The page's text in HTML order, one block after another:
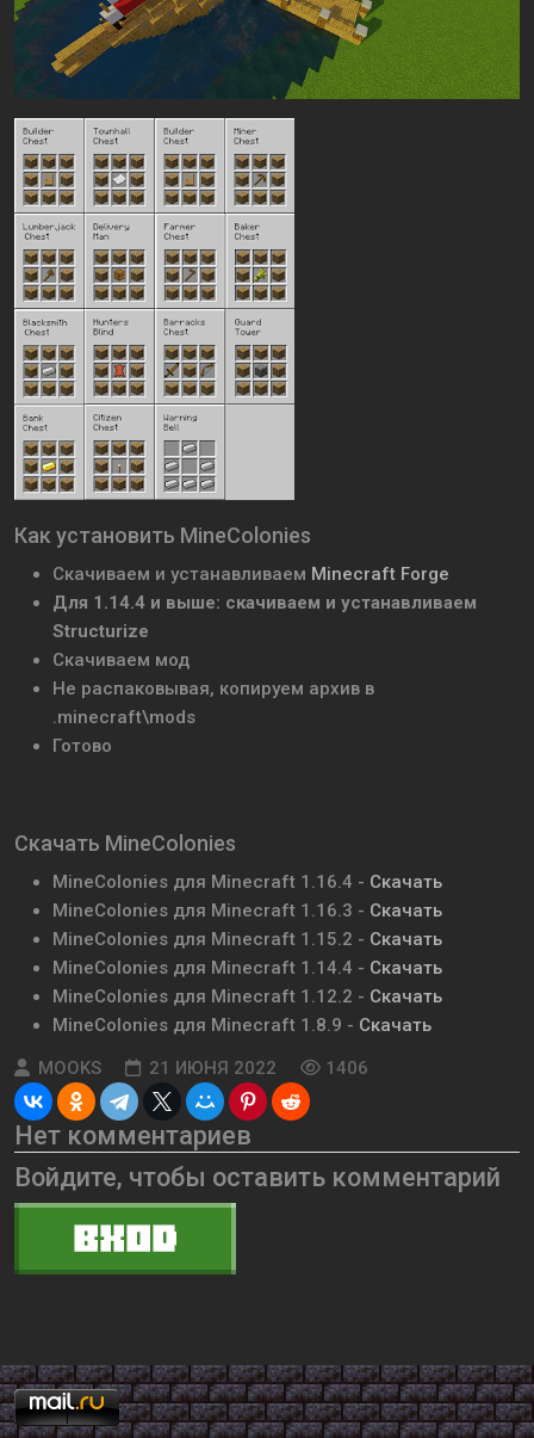
Как установить MineColonies
Скачиваем и устанавливаем Minecraft Forge
Для 1.14.4 и выше: скачиваем и устанавливаем
Structurize
Скачиваем мод
Не распаковывая, копируем архив в
.minecraft\mods
Готово
Скачать MineColonies
MineColonies для Minecraft 1.16.4 - Скачать
MineColonies для Minecraft 1.16.3 - Скачать
MineColonies для Minecraft 1.15.2 - Скачать
MineColonies для Minecraft 1.14.4 - Скачать
MineColonies для Minecraft 1.12.2 - Скачать
MineColonies для Minecraft 1.8.9 - Скачать
MOOKS
21 ИЮНЯ 2022 1406
Нет комментариев
Войдите, чтобы оставить комментарий